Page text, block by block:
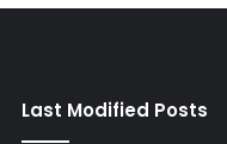
Last Modified Posts